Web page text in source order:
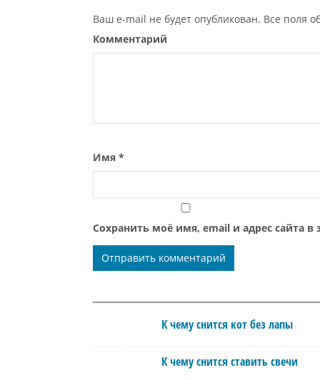
Ваш e-mail не будет опубликован. Все поля
Комментарий
Имя *
Сохранить моё имя, email и адрес сайта
К чему снится кот без лапы
К чему снится ставить свечи